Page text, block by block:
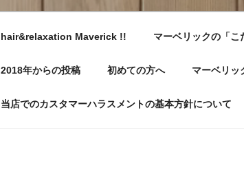
hair&relaxation Maverick !! マーベリックの「こ
2018年からの投稿 初めての方へ マーベリッ
当店でのカスタマーハラスメントの基本方針について